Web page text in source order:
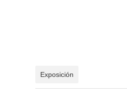
Exposición